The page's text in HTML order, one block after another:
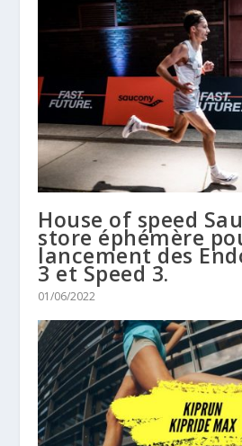
House of speed
store éphémère
lancement des
3 et Speed 3.
01/06/2022